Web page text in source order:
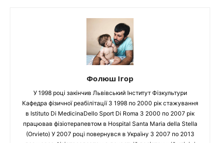
Фолюш Ігор
У 1998 році закінчив Львівський Інститут Фізкультури
Кафедра фізичної реабілітації З 1998 по 2000 рік стажування
в Istituto Di MedicinaDello Sport Di Roma З 2000 по 2007 рік
працював фізіотерапевтом в Hospital Santa Maria della Stella
(Orvieto) У 2007 році повернувся в Україну З 2007 по 2013